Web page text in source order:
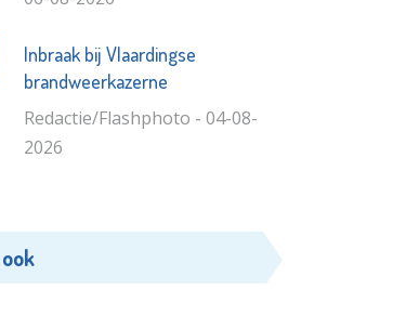
Inbraak bij Vlaardingse
brandweerkazerne
Redactie/Flashphoto - 04-08-
2026